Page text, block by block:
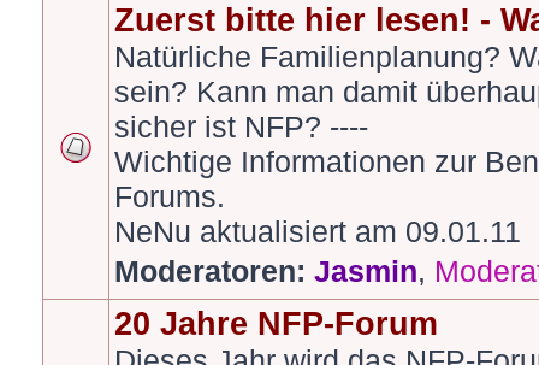
Zuerst bitte hier lesen! -
Natürliche Familienplanung?
sein? Kann man damit
sicher ist NFP? ----
Wichtige Informationen zur
Forums.
NeNu aktualisiert am 09.01.11
Moderatoren: Jasmin,
20 Jahre NFP-Forum